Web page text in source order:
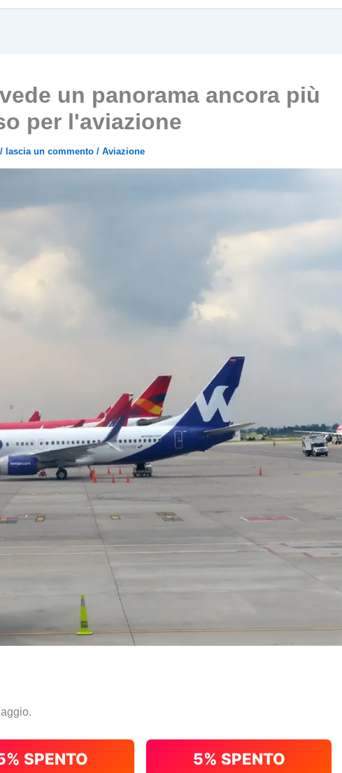
un panorama ancora più
per l'aviazione
/ lascia un commento / Aviazione
SPENTO 5% SPENTO